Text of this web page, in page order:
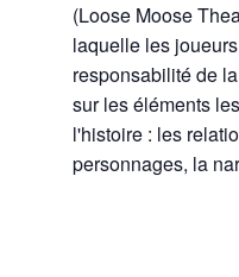
(Loose Moose
laquelle les
responsabilité de
sur les éléments
l'histoire : les
personnages, la